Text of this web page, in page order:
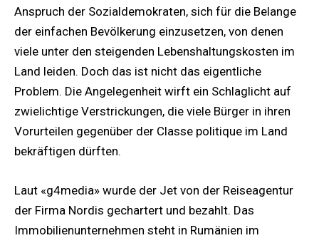
Anspruch der Sozialdemokraten, sich für die Belange
der einfachen Bevölkerung einzusetzen, von denen
viele unter den steigenden Lebenshaltungskosten im
Land leiden. Doch das ist nicht das eigentliche
Problem. Die Angelegenheit wirft ein Schlaglicht auf
zwielichtige Verstrickungen, die viele Bürger in ihren
Vorurteilen gegenüber der Classe politique im Land
bekräftigen dürften.
Laut «g4media» wurde der Jet von der Reiseagentur
der Firma Nordis gechartert und bezahlt. Das
Immobilienunternehmen steht in Rumänien im